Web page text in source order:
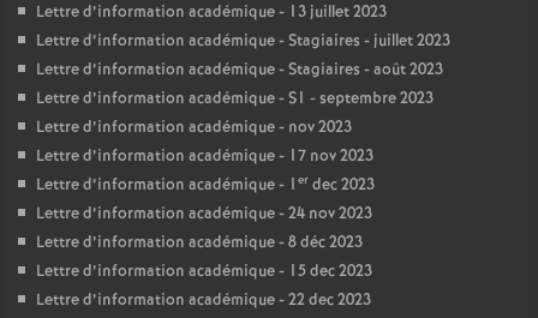
Lettre d’information académique - 13 juillet 2023
Lettre d’information académique - Stagiaires - juillet 2023
Lettre d’information académique - Stagiaires - août 2023
Lettre d’information académique - S1 - septembre 2023
Lettre d’information académique - nov 2023
Lettre d’information académique - 17 nov 2023
Lettre d’information académique - 1 er dec 2023
Lettre d’information académique - 24 nov 2023
Lettre d’information académique - 8 déc 2023
Lettre d’information académique - 15 dec 2023
Lettre d’information académique - 22 dec 2023